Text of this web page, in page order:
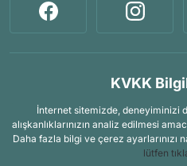
KVKK
İnternet sitemizde, deneyiminizi
alışkanlıklarınızın analiz edilmesi
Daha fazla bilgi ve çerez ayarlarınızı
lütfen